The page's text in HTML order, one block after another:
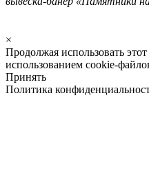
×
Продолжая использовать
использованием cookie-
Принять
Политика